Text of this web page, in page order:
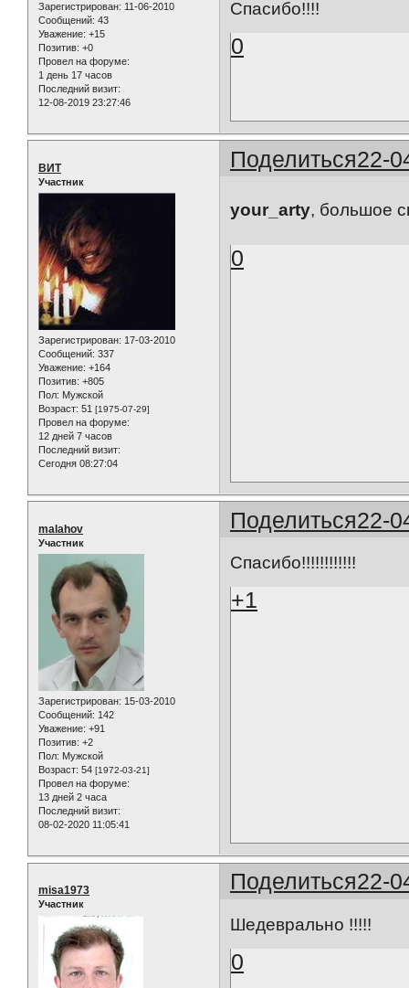
Зарегистрирован: 11-06-2010
Сообщений: 43
Уважение: +15
Позитив: +0
Провел на форуме:
1 день 17 часов
Последний визит:
12-08-2019 23:27:46
Спасибо!!!!
0
Поделиться22-
ВИТ
Участник
Зарегистрирован: 17-03-2010
Сообщений: 337
Уважение: +164
Позитив: +805
Пол: Мужской
Возраст: 51 [1975-07-29]
Провел на форуме:
12 дней 7 часов
Последний визит:
Сегодня 08:27:04
your_arty, большое
0
Поделиться22-
malahov
Участник
Зарегистрирован: 15-03-2010
Сообщений: 142
Уважение: +91
Позитив: +2
Пол: Мужской
Возраст: 54 [1972-03-21]
Провел на форуме:
13 дней 2 часа
Последний визит:
08-02-2020 11:05:41
Спасибо!!!!!!!!!!!!
+1
Поделиться22-
misa1973
Участник
Шедеврально !!!!!
0